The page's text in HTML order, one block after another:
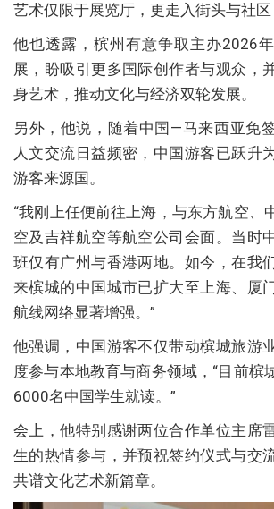
艺术仅限于展览厅，更走入街头与社区
他也透露，槟州有意争取主办2026
展，盼吸引更多国际创作者与观众，
身艺术，推动文化与经济双轮发展。
另外，他说，随着中国—马来西亚免
人文交流日益频密，中国游客已跃升
游客来源国。
“我刚上任便前往上海，与东方航空、
空及吉祥航空等航空公司会面。当时
班仅有广州与香港两地。如今，在我
来槟城的中国城市已扩大至上海、厦
航线网络显著增强。”
他强调，中国游客不仅带动槟城旅游
度参与本地教育与商务领域，“目前槟
6000名中国学生就读。”
会上，他特别感谢两位合作单位主席
生的热情参与，并预祝签约仪式与交
共谱文化艺术新篇章。